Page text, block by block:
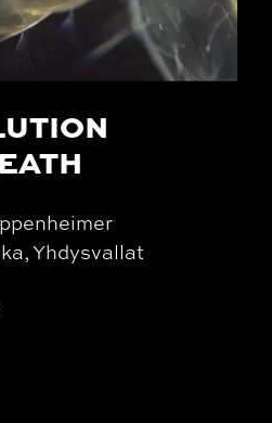
Yhdysvallat